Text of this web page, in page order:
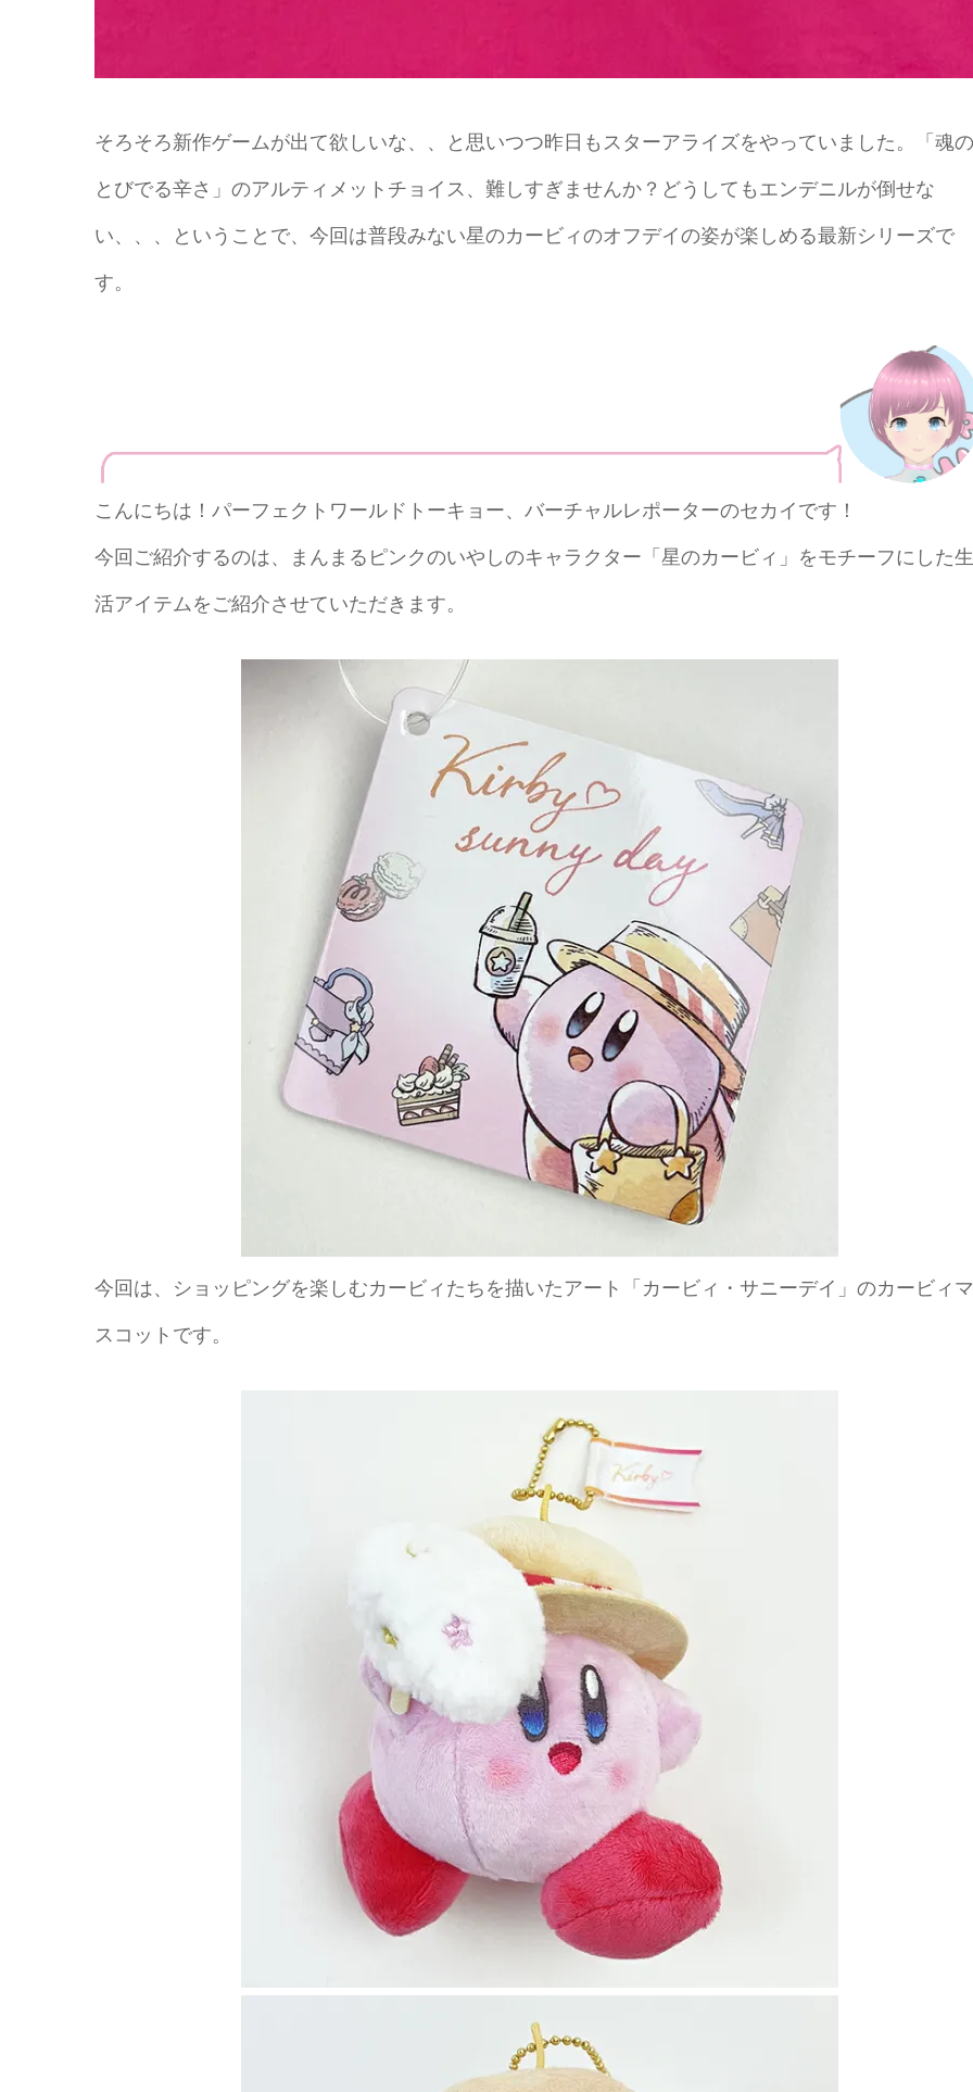
そろそろ新作ゲームが出て欲しいな、、と思いつつ昨日もスターアライズをやっていました。「魂の
とびでる辛さ」のアルティメットチョイス、難しすぎませんか？どうしてもエンデニルが倒せな
い、、、ということで、今回は普段みない星のカービィのオフデイの姿が楽しめる最新シリーズで
す。
こんにちは！パーフェクトワールドトーキョー、バーチャルレポーターのセカイです！
今回ご紹介するのは、まんまるピンクのいやしのキャラクター「星のカービィ」をモチーフにした生
活アイテムをご紹介させていただきます。
今回は、ショッピングを楽しむカービィたちを描いたアート「カービィ・サニーデイ」のカービィマ
スコットです。